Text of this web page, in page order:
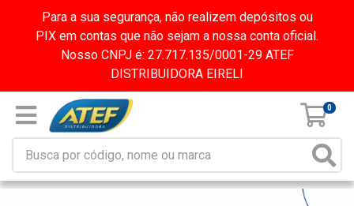
Para a sua segurança, não realizem depósitos ou
PIX em contas que não sejam a nossa conta oficial.
Nosso CNPJ é: 27.717.135/0001-29 ATEF
DISTRIBUIDORA EIRELI
0